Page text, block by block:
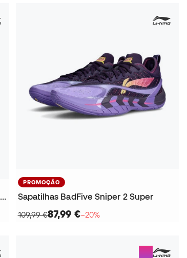
Sapatilhas Wade 808 5 Ultra V2 Fireworks
PROMOÇÃO
Sapatilhas BadFive Sniper 2 Super
109,99 €87,99 €−20%